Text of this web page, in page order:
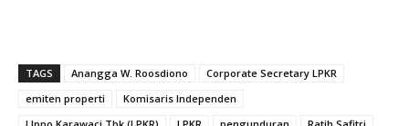
TAGS Anangga W. Roosdiono
Corporate Secretary LPKR
emiten properti
Komisaris Independen